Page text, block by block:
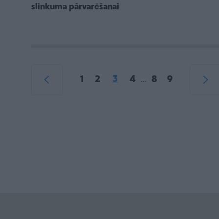
slinkuma pārvarēšanai
1 2 3 4 ... 8 9